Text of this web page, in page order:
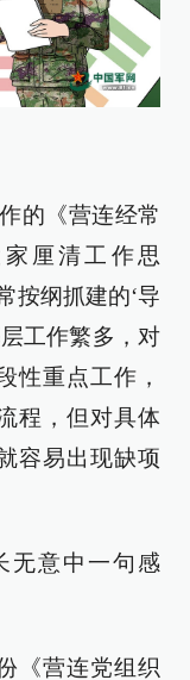
的《营连经常
厘清工作思
按纲抓建的‘导
工作繁多，对
性重点工作，
程，但对具体
容易出现缺项
无意中一句感
《营连党组织